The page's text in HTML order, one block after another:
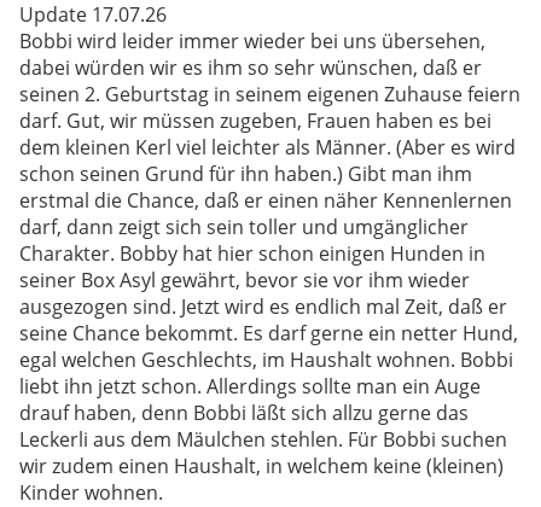
Update 17.07.26
Bobbi wird leider immer wieder bei uns übersehen,
dabei würden wir es ihm so sehr wünschen, daß er
seinen 2. Geburtstag in seinem eigenen Zuhause feiern
darf. Gut, wir müssen zugeben, Frauen haben es bei
dem kleinen Kerl viel leichter als Männer. (Aber es wird
schon seinen Grund für ihn haben.) Gibt man ihm
erstmal die Chance, daß er einen näher Kennenlernen
darf, dann zeigt sich sein toller und umgänglicher
Charakter. Bobby hat hier schon einigen Hunden in
seiner Box Asyl gewährt, bevor sie vor ihm wieder
ausgezogen sind. Jetzt wird es endlich mal Zeit, daß er
seine Chance bekommt. Es darf gerne ein netter Hund,
egal welchen Geschlechts, im Haushalt wohnen. Bobbi
liebt ihn jetzt schon. Allerdings sollte man ein Auge
drauf haben, denn Bobbi läßt sich allzu gerne das
Leckerli aus dem Mäulchen stehlen. Für Bobbi suchen
wir zudem einen Haushalt, in welchem keine (kleinen)
Kinder wohnen.